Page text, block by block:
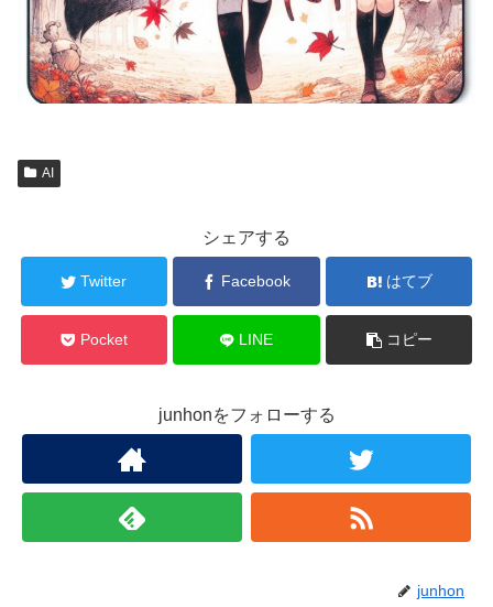
AI
シェアする
Twitter Facebook はてブ
Pocket LINE コピー
junhonをフォローする
junhon